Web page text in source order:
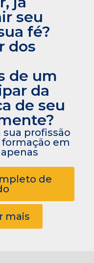
seu
fé?
dos
de um
da
de seu
sua profissão
em
de
mais